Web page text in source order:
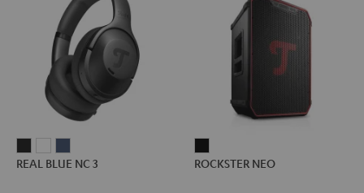
BLUEBLUEBLUE
REAL BLUE NC 3
NEO
ROCKSTER NEO